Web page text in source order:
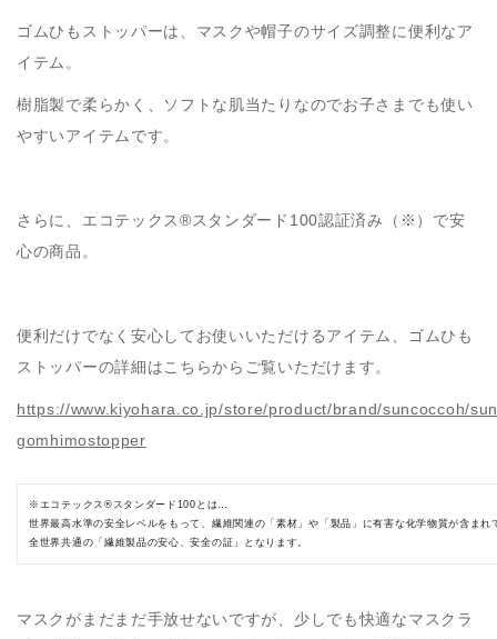
ゴムひもストッパーは、マスクや帽子のサイズ調整に便利なア
イテム。
樹脂製で柔らかく、ソフトな肌当たりなのでお子さまでも使い
やすいアイテムです。
さらに、エコテックス®スタンダード100認証済み（※）で安
心の商品。
便利だけでなく安心してお使いいただけるアイテム、ゴムひも
ストッパーの詳細はこちらからご覧いただけます。
https://www.kiyohara.co.jp/store/product/brand/suncoccoh/
gomhimostopper
※エコテックス®スタンダード100とは…
世界最高水準の安全レベルをもって、繊維関連の「素材」や「製品」に有害な化学物質が含まれ
全世界共通の「繊維製品の安心、安全の証」となります。
マスクがまだまだ手放せないですが、少しでも快適なマスクラ